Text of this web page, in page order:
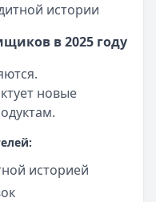
истории
в 2025 году
новые
историей